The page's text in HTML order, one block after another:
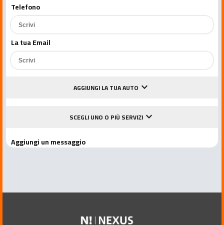
Telefono
La tua Email
AGGIUNGI LA TUA AUTO keyboard_arrow_down
SCEGLI UNO O PIÙ SERVIZIkeyboard_arrow_down
Aggiungi un messaggio